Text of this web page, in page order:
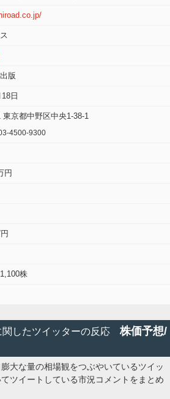
版
日
東京都中野区中央1-38-1
TEL4500-9300
円
株
関したツイッターの反応 株価予想/
大な量の相場観をつぶやいているツイッ
ツイートしている市況コメントをまとめ